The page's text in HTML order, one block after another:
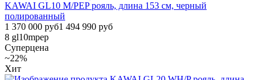
KAWAI GL10 M/PEP рояль, длина 153 см, черный
полированный
1 370 000 руб1 494 990 руб
8 gl10mpep
Суперцена
~22%
Хит